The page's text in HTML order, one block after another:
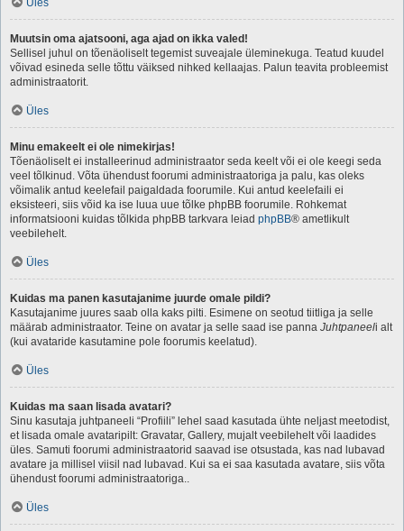
Üles
Muutsin oma ajatsooni, aga ajad on ikka valed!
Sellisel juhul on tõenäoliselt tegemist suveajale üleminekuga. Teatud kuudel
võivad esineda selle tõttu väiksed nihked kellaajas. Palun teavita probleemist
administraatorit.
Üles
Minu emakeelt ei ole nimekirjas!
Tõenäoliselt ei installeerinud administraator seda keelt või ei ole keegi seda
veel tõlkinud. Võta ühendust foorumi administraatoriga ja palu, kas oleks
võimalik antud keelefail paigaldada foorumile. Kui antud keelefaili ei
eksisteeri, siis võid ka ise luua uue tõlke phpBB foorumile. Rohkemat
informatsiooni kuidas tõlkida phpBB tarkvara leiad phpBB® ametlikult
veebilehelt.
Üles
Kuidas ma panen kasutajanime juurde omale pildi?
Kasutajanime juures saab olla kaks pilti. Esimene on seotud tiitliga ja selle
määrab administraator. Teine on avatar ja selle saad ise panna Juhtpaneeli alt
(kui avataride kasutamine pole foorumis keelatud).
Üles
Kuidas ma saan lisada avatari?
Sinu kasutaja juhtpaneeli “Profiili” lehel saad kasutada ühte neljast meetodist,
et lisada omale avataripilt: Gravatar, Gallery, mujalt veebilehelt või laadides
üles. Samuti foorumi administraatorid saavad ise otsustada, kas nad lubavad
avatare ja millisel viisil nad lubavad. Kui sa ei saa kasutada avatare, siis võta
ühendust foorumi administraatoriga..
Üles